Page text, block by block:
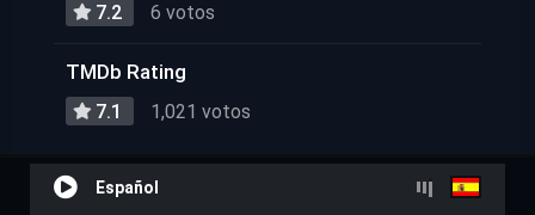
7.2 6 votos
TMDb Rating
7.1 1,021 votos
Español